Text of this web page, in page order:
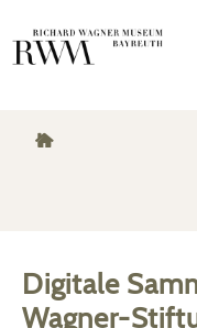
Digitale
Wagner-